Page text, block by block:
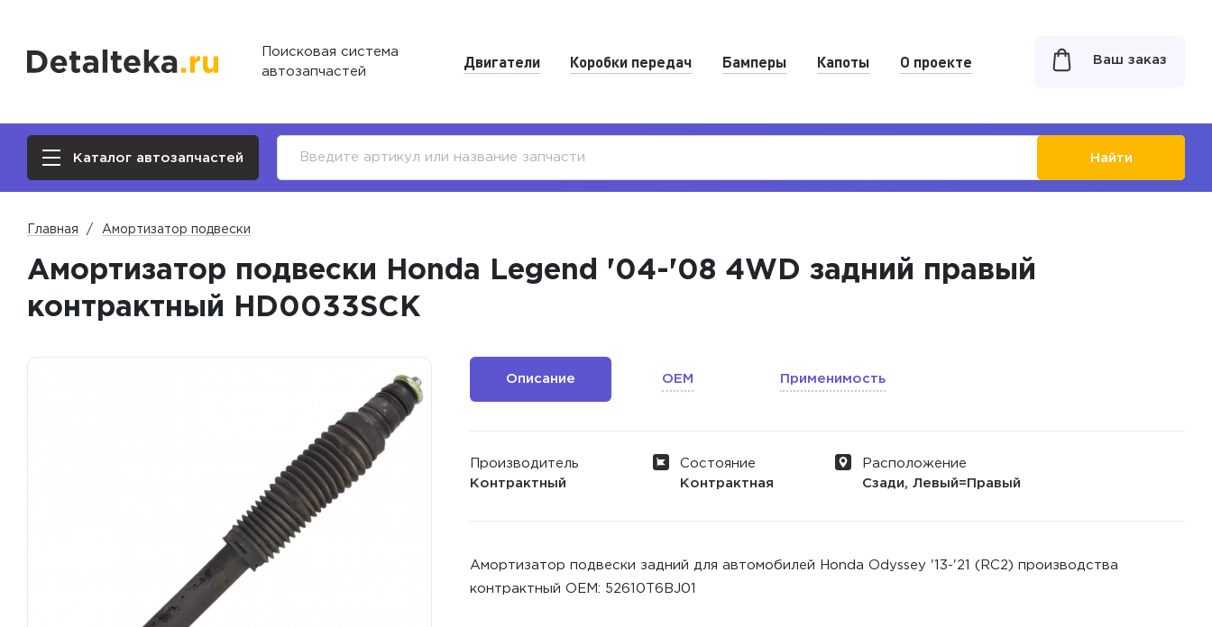
Поисковая система
автозапчастей
Двигатели Коробки передач Бамперы Капоты О проекте Ваш заказ
Каталог автозапчастей Найти
Главная Амортизатор подвески
Амортизатор подвески Honda Legend '04-'08 4WD задний правый
контрактный HD0033SCK
Описание OEM Применимость
Производитель
Контрактный
Состояние
Контрактная
Расположение
Сзади, Левый=Правый
Амортизатор подвески задний для автомобилей Honda Odyssey '13-'21 (RC2) производства
контрактный ОЕМ: 52610T6BJ01